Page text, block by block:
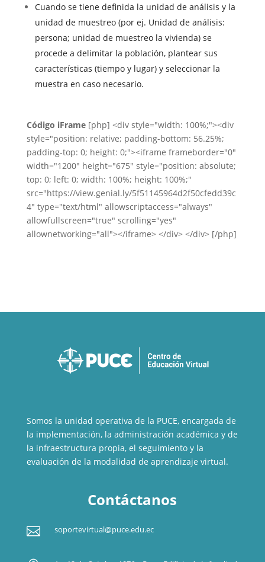
Cuando se tiene definida la unidad de análisis y la
unidad de muestreo (por ej. Unidad de análisis:
persona; unidad de muestreo la vivienda) se
procede a delimitar la población, plantear sus
características (tiempo y lugar) y seleccionar la
muestra en caso necesario.
Código iFrame[php] <div style="width: 100%;"><div
style="position: relative; padding-bottom: 56.25%;
padding-top: 0; height: 0;"><iframe frameborder="0"
width="1200" height="675" style="position: absolute;
top: 0; left: 0; width: 100%; height: 100%;"
src="https://view.genial.ly/5f51145964d2f50cfedd39c
4" type="text/html" allowscriptaccess="always"
allowfullscreen="true" scrolling="yes"
allownetworking="all"></iframe> </div> </div> [/php]
Somos la unidad operativa de la PUCE, encargada de
la implementación, la administración académica y de
la infraestructura propia, el seguimiento y la
evaluación de la modalidad de aprendizaje virtual.
Contáctanos
 soportevirtual@puce.edu.ec